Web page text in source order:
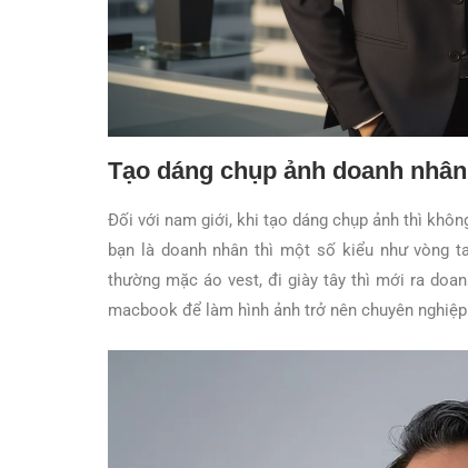
Tạo dáng chụp ảnh doanh
Đối với nam giới, khi tạo dáng chụp ảnh thì
bạn là doanh nhân thì một số kiểu như vòng
thường mặc áo vest, đi giày tây thì mới ra
macbook để làm hình ảnh trở nên chuyên